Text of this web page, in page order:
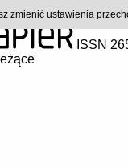
ISSN
zmienić ustawienia